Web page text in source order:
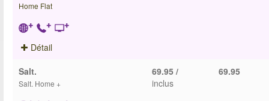
Home Flat
Détail
Salt.
Salt. Home +
69.95 /
inclus
69.95